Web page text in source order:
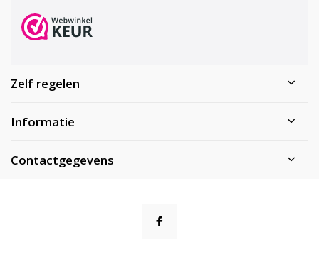
Zelf regelen
Informatie
Contactgegevens